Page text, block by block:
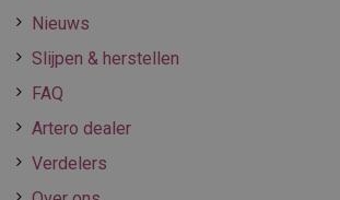
Nieuws
Slijpen & herstellen
FAQ
Artero dealer
Verdelers